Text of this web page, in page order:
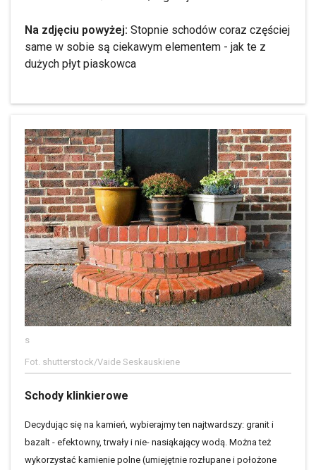
Na zdjęciu powyżej: Stopnie schodów coraz częściej
same w sobie są ciekawym elementem - jak te z
dużych płyt piaskowca
s
Fot. shutterstock/Vaide Seskauskiene
Schody klinkierowe
Decydując się na kamień, wybierajmy ten najtwardszy: granit i
bazalt - efektowny, trwały i nie- nasiąkający wodą. Można też
wykorzystać kamienie polne (umiejętnie rozłupane i położone